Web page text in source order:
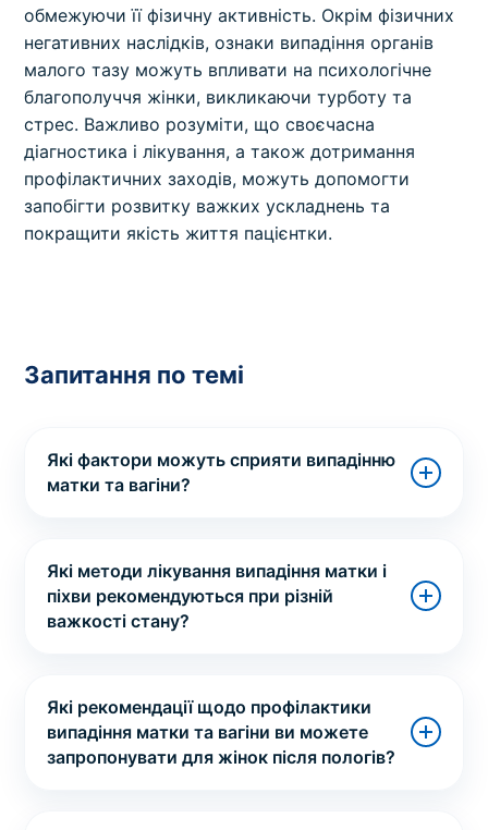
обмежуючи її фізичну активність. Окрім фізичних
негативних наслідків, ознаки випадіння органів
малого тазу можуть впливати на психологічне
благополуччя жінки, викликаючи турботу та
стрес. Важливо розуміти, що своєчасна
діагностика і лікування, а також дотримання
профілактичних заходів, можуть допомогти
запобігти розвитку важких ускладнень та
покращити якість життя пацієнтки.
Запитання по темі
Які фактори можуть сприяти випадінню
матки та вагіни?
Які методи лікування випадіння матки і
піхви рекомендуються при різній
важкості стану?
Які рекомендації щодо профілактики
випадіння матки та вагіни ви можете
запропонувати для жінок після пологів?